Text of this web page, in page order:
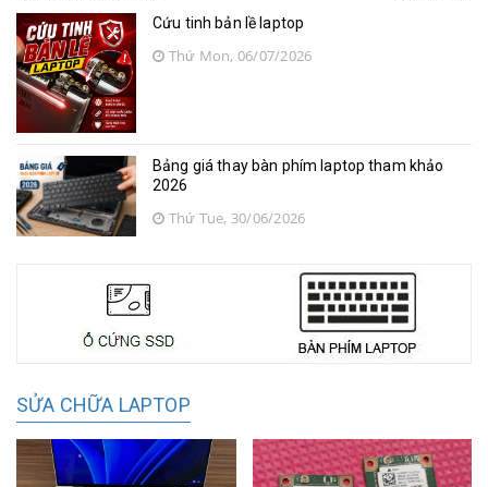
Cứu tinh bản lề laptop
Thứ Mon, 06/07/2026
Bảng giá thay bàn phím laptop tham khảo
2026
Thứ Tue, 30/06/2026
SỬA CHỮA LAPTOP